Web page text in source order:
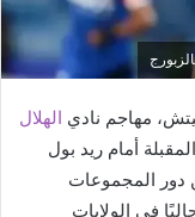
مهاجم نادي الهلال
أمام ريد بول
دور المجموعات
2025، والمقامة حاليًا في الولايات